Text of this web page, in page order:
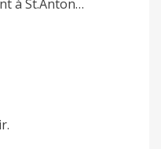
à St.Anton…